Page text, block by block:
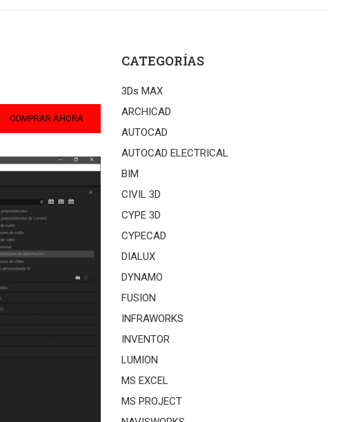
COMPRAR AHORA
CATEGORÍAS
3Ds MAX
ARCHICAD
AUTOCAD
AUTOCAD ELECTRICAL
BIM
CIVIL 3D
CYPE 3D
CYPECAD
DIALUX
DYNAMO
FUSION
INFRAWORKS
INVENTOR
LUMION
MS EXCEL
MS PROJECT